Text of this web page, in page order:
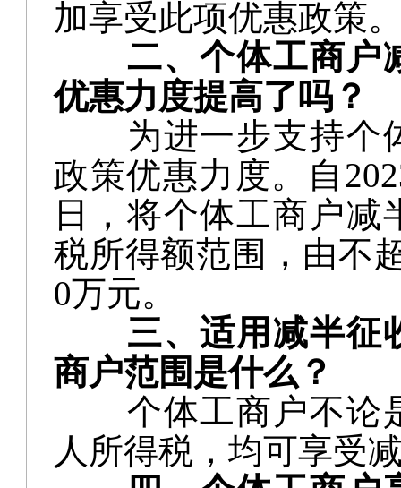
加享受此项优惠政策
二、个体工商户
优惠力度提高了吗？
为进一步支持个
政策优惠力度。自
日，将个体工商户
税所得额范围，由不
0万元。
三、适用减半征
商户范围是什么？
个体工商户不论
人所得税，均可享受